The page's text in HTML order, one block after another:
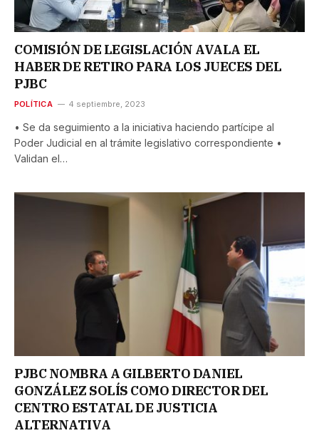
COMISIÓN DE LEGISLACIÓN AVALA EL
HABER DE RETIRO PARA LOS JUECES DEL
PJBC
POLÍTICA 4 septiembre, 2023
• Se da seguimiento a la iniciativa haciendo partícipe al
Poder Judicial en al trámite legislativo correspondiente •
Validan el…
PJBC NOMBRA A GILBERTO DANIEL
GONZÁLEZ SOLÍS COMO DIRECTOR DEL
CENTRO ESTATAL DE JUSTICIA
ALTERNATIVA